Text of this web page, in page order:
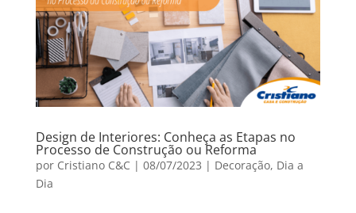
Design de Interiores: Conheça as Etapas no
Processo de Construção ou Reforma
por Cristiano C&C | 08/07/2023 | Decoração, Dia a
Dia